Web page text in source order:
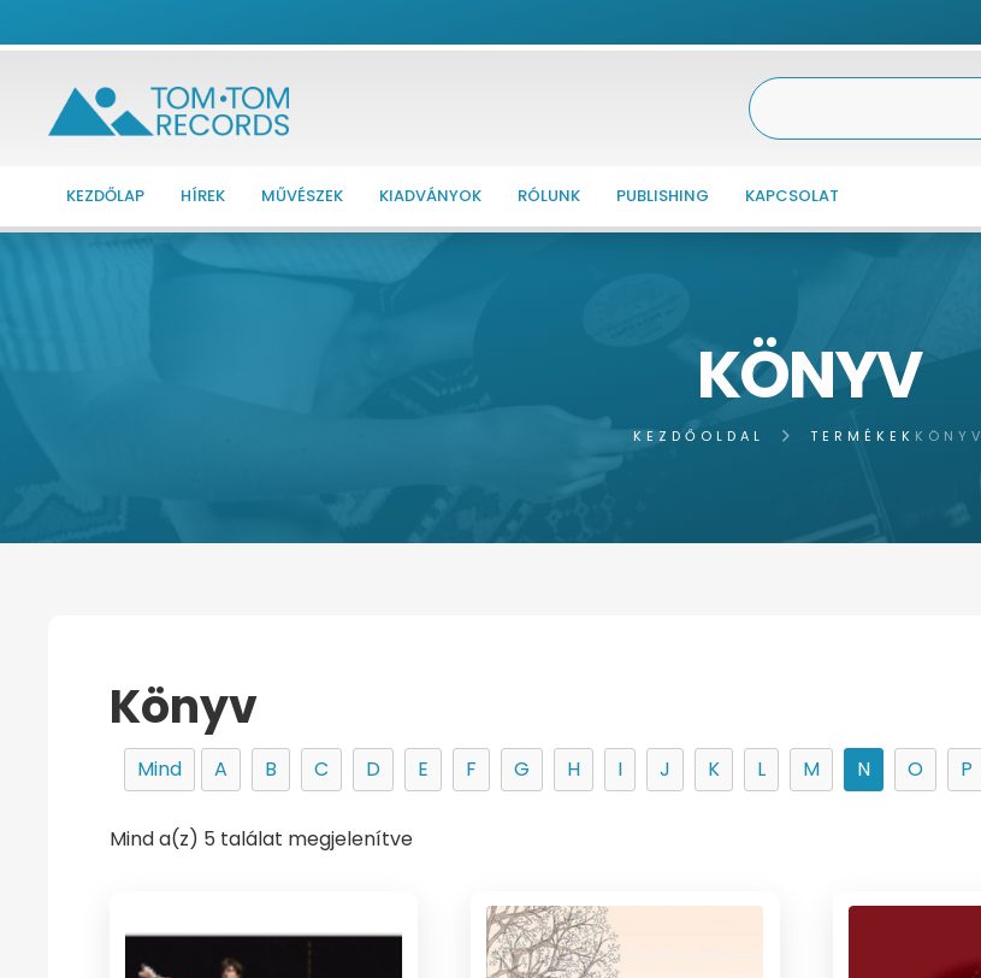
KEZDŐLAP HÍREK MŰVÉSZEK KIADVÁNYOK RÓLUNK PUBLISHING KAPCSOLAT
KÖNYV
KEZDŐOLDAL TERMÉKEK KÖNYV
Könyv
Mind A B C D E F G H I J K L M N O P
Mind a(z) 5 találat megjelenítve